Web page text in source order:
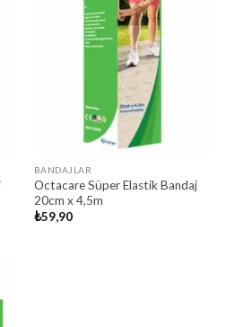
BANDAJLAR
Octacare Süper Elastik Bandaj
20cm x 4,5m
₺59,90